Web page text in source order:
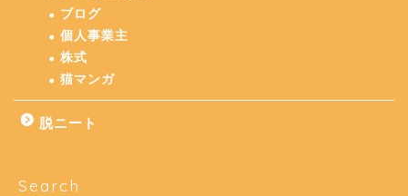
ブログ
個人事業主
株式
猫マンガ
脱ニート
Search